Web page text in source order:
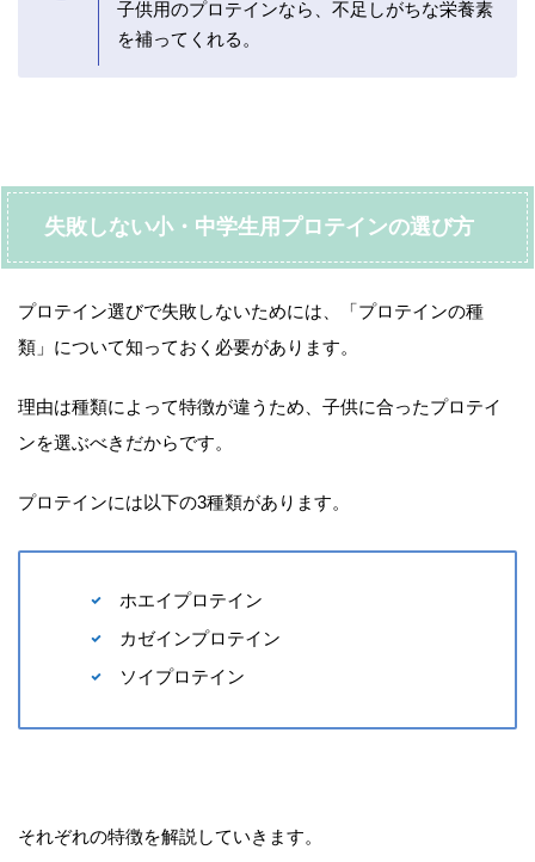
子供用のプロテインなら、不足しがちな栄養素
を補ってくれる。
失敗しない小・中学生用プロテインの選び方
プロテイン選びで失敗しないためには、「プロテインの種
類」について知っておく必要があります。
理由は種類によって特徴が違うため、子供に合ったプロテイ
ンを選ぶべきだからです。
プロテインには以下の3種類があります。
ホエイプロテイン
カゼインプロテイン
ソイプロテイン
それぞれの特徴を解説していきます。